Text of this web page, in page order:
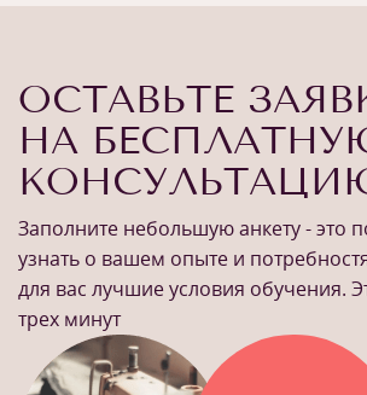
ОСТАВЬТЕ
НА
Заполните небольшую анкету - это
узнать о вашем опыте и
для вас лучшие условия обучения.
трех минут